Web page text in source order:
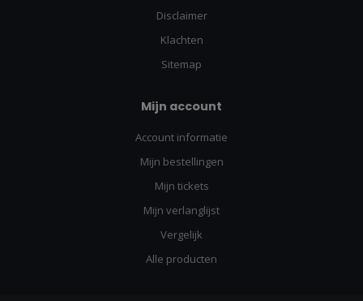
Disclaimer
Klachten
Sitemap
Mijn account
Account informatie
Mijn bestellingen
Mijn tickets
Mijn verlanglijst
Vergelijk
Alle producten